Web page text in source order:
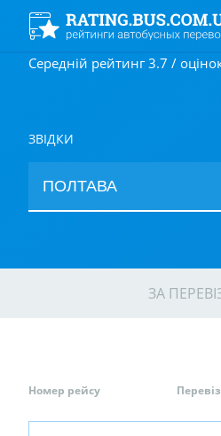
Середній рейтинг 3.7 /
ЗВІДКИ
ЗА
Номер рейсу